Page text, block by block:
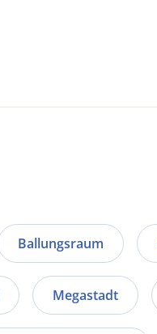
Ballungsraum
Megastadt